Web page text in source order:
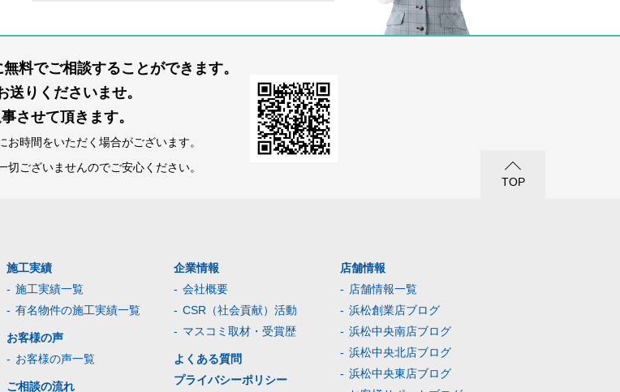
料でご相談することができます。
送りくださいませ。
させて頂きます。
お時間をいただく場合がございます。
ございませんのでご安心ください。
TOP
施工実績
施工実績一覧
有名物件の施工実績一覧
お客様の声
お客様の声一覧
ご相談の流れ
企業情報
会社概要
CSR（社会貢献）活動
マスコミ取材・受賞歴
よくある質問
プライバシーポリシー
店舗情報
店舗情報一覧
浜松創業店ブログ
浜松中央南店ブログ
浜松中央北店ブログ
浜松中央東店ブログ